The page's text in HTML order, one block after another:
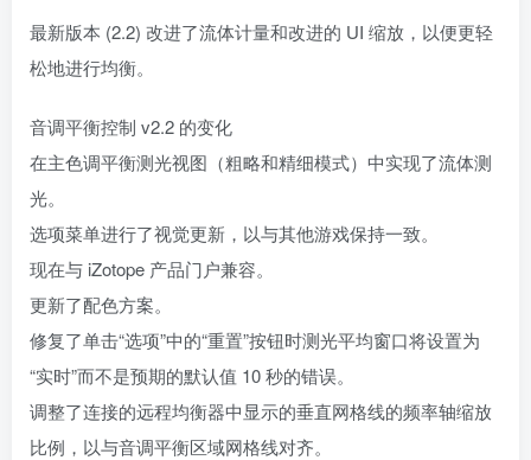
最新版本 (2.2) 改进了流体计量和改进的 UI 缩放，以便更轻
松地进行均衡。
音调平衡控制 v2.2 的变化
在主色调平衡测光视图（粗略和精细模式）中实现了流体测
光。
选项菜单进行了视觉更新，以与其他游戏保持一致。
现在与 iZotope 产品门户兼容。
更新了配色方案。
修复了单击“选项”中的“重置”按钮时测光平均窗口将设置为
“实时”而不是预期的默认值 10 秒的错误。
调整了连接的远程均衡器中显示的垂直网格线的频率轴缩放
比例，以与音调平衡区域网格线对齐。